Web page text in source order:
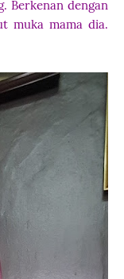
Berkenan dengan
muka mama dia.